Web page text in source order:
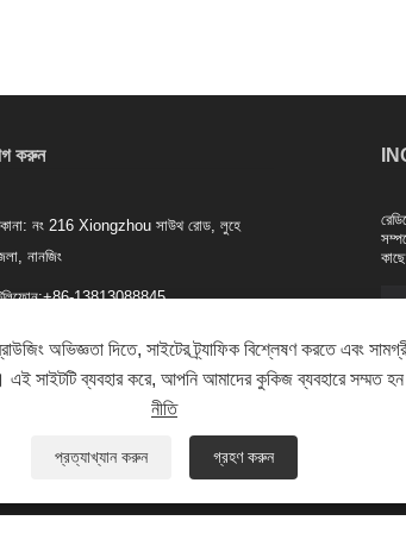
করুন
নং 216 Xiongzhou সাউথ রোড, লুহে
নানজিং
+86-13813088845
ফোন: +86-13813088845
kingda@njmjst.com
ফ্যাক্স: +86-025-57611586
অভিজ্ঞতা দিতে, সাইটের ট্র্যাফিক বিশ্লেষণ করতে এবং
সাইটটি ব্যবহার করে, আপনি আমাদের কুকিজ ব্যবহারে সম্মত
নীতি
প্রত্যাখ্যান করুন গ্রহণ করুন